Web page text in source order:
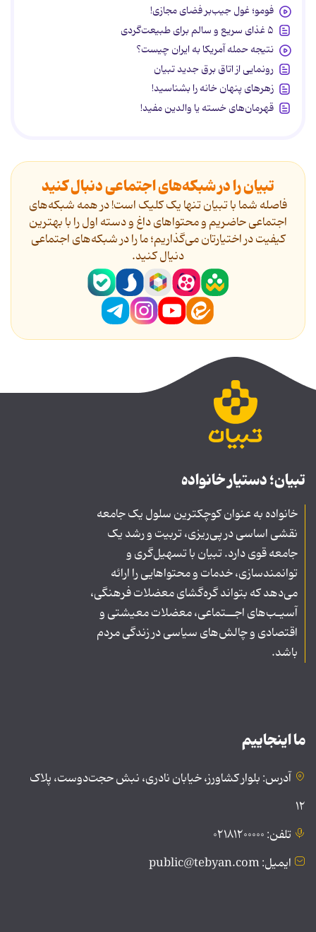
فومو؛ غول جیب‌بر فضای مجازی!
۵ غذای سریع و سالم برای طبیعت‌گردی
نتیجه حمله آمریکا به ایران چیست؟
رونمایی از اتاق برق جدید تبیان
زهرهای پنهان خانه را بشناسید!
قهرمان‌های خسته یا والدین مفید!
تبیان را در شبکه‌های اجتماعی دنبال کنید
فاصله شما با تبیان تنها یک کلیک است! در همه شبکه‌های
اجتماعی حاضریم و محتواهای داغ و دسته اول را با بهترین
کیفیت در اختیارتان می‌گذاریم؛ ما را در شبکه‌های اجتماعی
دنیال کنید.
تبیان؛ دستیار خانواده
خانواده به عنوان کوچکترین سلول یک جامعه
نقشی اساسی در پی‌ریزی، تربیت و رشد یک
جامعه قوی دارد. تبیان با تسهیل‌گری و
توانمندسازی، خدمات و محتواهایی را ارائه
می‌دهد که بتواند گره‌گشای معضلات فرهنگی،
آسیـب‌های اجــتماعی، معضلات معیشتی و
اقتصادی و چالش‌های سیاسی در زندگی مردم
باشد.
ما اینجاییم
آدرس: بلوار کشاورز، خیابان نادری، نبش حجت‌دوست، پلاک
۱۲
تلفن: ۰۲۱۸۱۲۰۰۰۰۰
ایمیل: public@tebyan.com